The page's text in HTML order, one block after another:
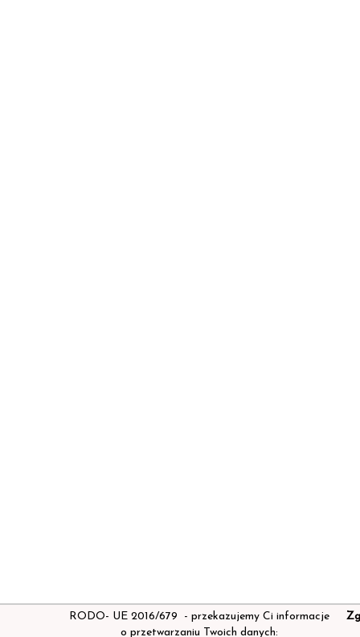
RODO- UE 2016/679 - przekazujemy Ci informacje
o przetwarzaniu Twoich danych: